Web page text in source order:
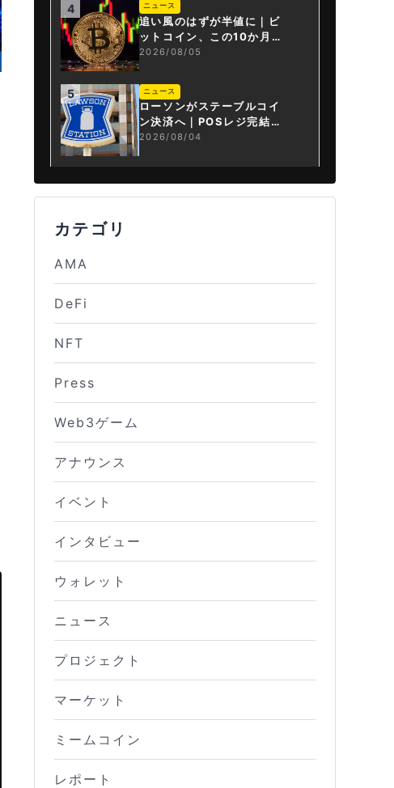
4 ニュース
追い風のはずが半値に｜ビ
ットコイン、この10か月で
何が起きたか
2026/08/05
5 ニュース
ローソンがステーブルコイ
ン決済へ｜POSレジ完結は
国内初
2026/08/04
カテゴリ
AMA
DeFi
NFT
Press
Web3ゲーム
アナウンス
イベント
インタビュー
ウォレット
ニュース
プロジェクト
マーケット
ミームコイン
レポート